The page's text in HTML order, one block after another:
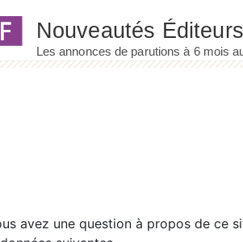
avez une question à propos de ce